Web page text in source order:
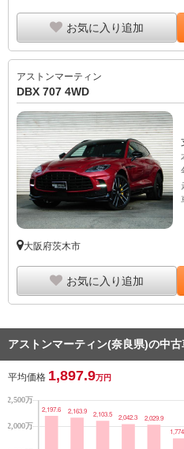
お気に入り追加
アストンマーティン
DBX 707 4WD
大阪府茨木市
お気に入り追加
アストンマーティン(奈良県)の中
平均価格 1,897.9万円